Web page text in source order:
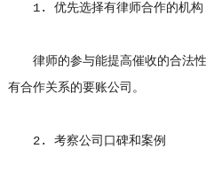
1. 优先选择有律师合作的机构
律师的参与能提高催收的合法性
有合作关系的要账公司。
2. 考察公司口碑和案例